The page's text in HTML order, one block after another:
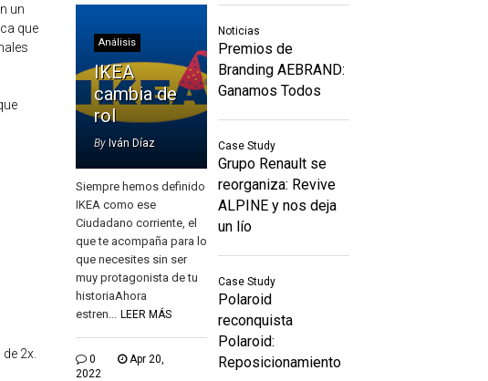
un
que
2x.
Análisis
IKEA
cambia de
rol
By Iván Díaz
Siempre hemos definido
IKEA como ese
Ciudadano corriente, el
que te acompaña para lo
que necesites sin ser
muy protagonista de tu
historiaAhora
estren...
LEER MÁS
0
Apr 20,
2022
Noticias
Premios de
Branding AEBRAND:
Ganamos Todos
Case Study
Grupo Renault se
reorganiza: Revive
ALPINE y nos deja
un lío
Case Study
Polaroid
reconquista
Polaroid:
Reposicionamiento